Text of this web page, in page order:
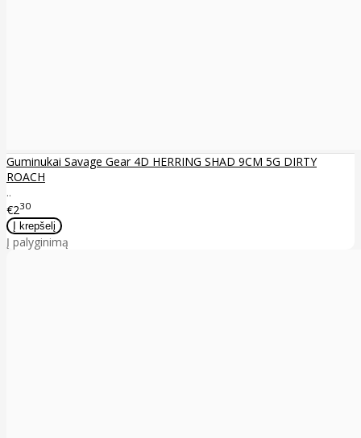
Guminukai Savage Gear 4D HERRING SHAD 9CM 5G DIRTY
ROACH
..
€230
Į palyginimą